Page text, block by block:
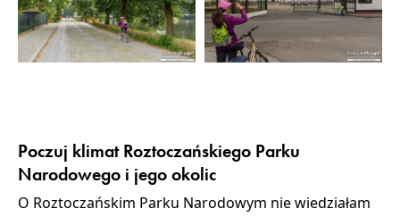
Poczuj klimat Roztoczańskiego Parku
Narodowego i jego okolic
O Roztoczańskim Parku Narodowym nie wiedziałam